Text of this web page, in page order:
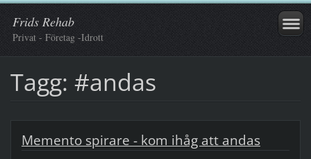
Frids Rehab
Privat - Företag -Idrott
Tagg: #andas
Memento spirare - kom ihåg att andas